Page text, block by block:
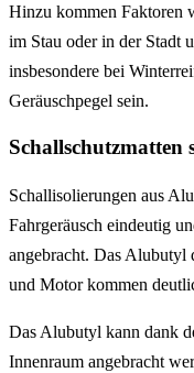
Hinzu kommen Faktoren
im Stau oder in der Stadt
insbesondere bei
Geräuschpegel sein.
Schallschutzmatten
Schallisolierungen aus
Fahrgeräusch eindeutig
angebracht. Das Alubutyl
und Motor kommen
Das Alubutyl kann dank
Innenraum angebracht